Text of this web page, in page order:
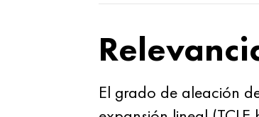
El grado de aleación